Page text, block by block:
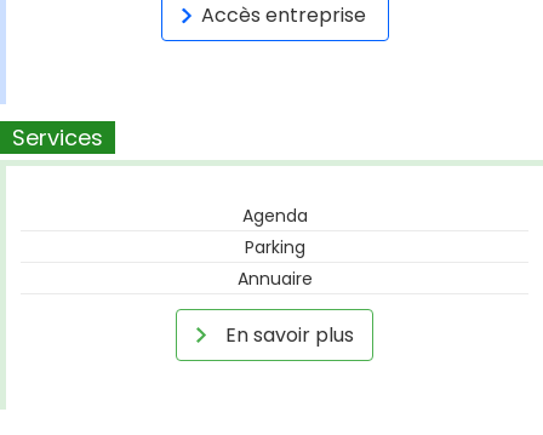
Accès entreprise
Services
Agenda
Parking
Annuaire
En savoir plus